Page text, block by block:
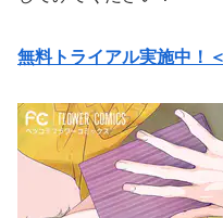
無料トライアル実施中！